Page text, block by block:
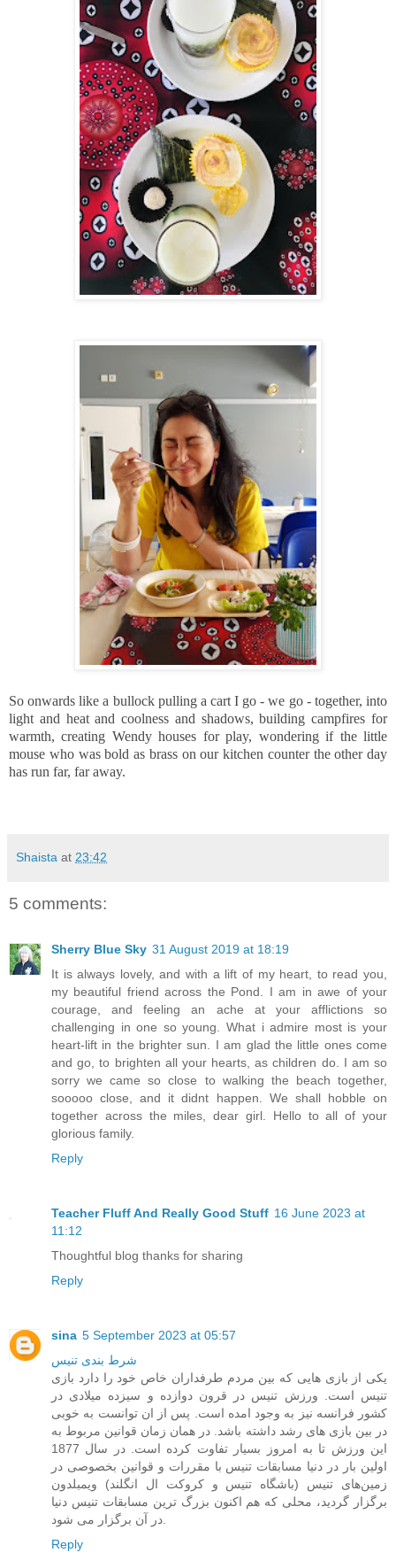
So onwards like a bullock pulling a cart I go - we go - together, into
light and heat and coolness and shadows, building campfires for
warmth, creating Wendy houses for play, wondering if the little
mouse who was bold as brass on our kitchen counter the other day
has run far, far away.
Shaista at 23:42
5 comments:
Sherry Blue Sky 31 August 2019 at 18:19
It is always lovely, and with a lift of my heart, to read you,
my beautiful friend across the Pond. I am in awe of your
courage, and feeling an ache at your afflictions so
challenging in one so young. What i admire most is your
heart-lift in the brighter sun. I am glad the little ones come
and go, to brighten all your hearts, as children do. I am so
sorry we came so close to walking the beach together,
sooooo close, and it didnt happen. We shall hobble on
together across the miles, dear girl. Hello to all of your
glorious family.
Reply
Teacher Fluff And Really Good Stuff 16 June 2023 at
11:12
Thoughtful blog thanks for sharing
Reply
sina 5 September 2023 at 05:57
شرط بندی تنیس
یکی از بازی هایی که بین مردم طرفداران خاص خود را دارد بازی
تنیس است. ورزش تنیس در قرون دوازده و سیزده میلادی در
کشور فرانسه نیز به وجود امده است. پس از ان توانست به خوبی
در بین بازی های رشد داشته باشد. در همان زمان قوانین مربوط به
این ورزش تا به امروز بسیار تفاوت کرده است. در سال 1877
اولین بار در دنیا مسابقات تنیس با مقررات و قوانین بخصوصی در
زمین‌های تنیس (باشگاه تنیس و کروکت ال انگلند) ویمبلدون
برگزار گردید، محلی که هم اکنون بزرگ‌ ترین مسابقات تنیس دنیا
Reply